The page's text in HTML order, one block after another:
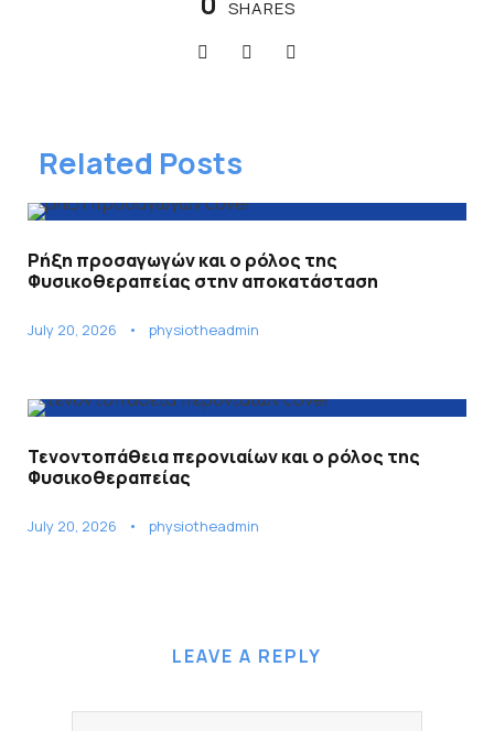
SHARES
Related Posts
Ρήξη προσαγωγών και ο ρόλος της
Φυσικοθεραπείας στην αποκατάσταση
July 20, 2026 • physiotheadmin
Τενοντοπάθεια περονιαίων και ο ρόλος της
Φυσικοθεραπείας
July 20, 2026 • physiotheadmin
LEAVE A REPLY